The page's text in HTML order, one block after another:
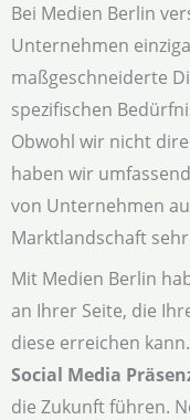
Bei Medien Berlin
Unternehmen
maßgeschneiderte
spezifischen
Obwohl wir nicht
haben wir
von Unternehmen
Marktlandschaft
Mit Medien Berlin
an Ihrer Seite, die
diese erreichen
Social Media
die Zukunft führen.